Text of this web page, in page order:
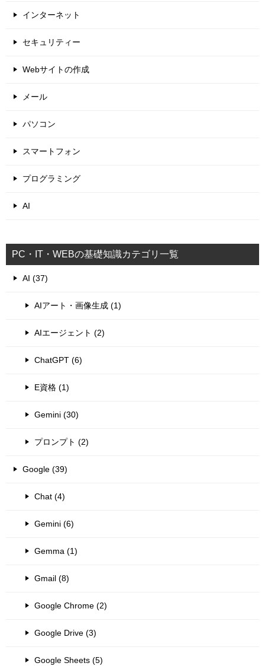
インターネット
セキュリティー
Webサイトの作成
メール
パソコン
スマートフォン
プログラミング
AI
PC・IT・WEBの基礎知識カテゴリ一覧
AI (37)
AIアート・画像生成 (1)
AIエージェント (2)
ChatGPT (6)
E資格 (1)
Gemini (30)
プロンプト (2)
Google (39)
Chat (4)
Gemini (6)
Gemma (1)
Gmail (8)
Google Chrome (2)
Google Drive (3)
Google Sheets (5)